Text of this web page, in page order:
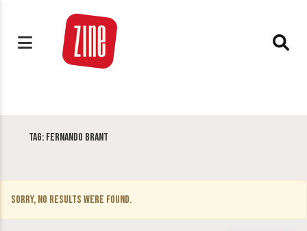
Tag: Fernando Brant
Sorry, no results were found.